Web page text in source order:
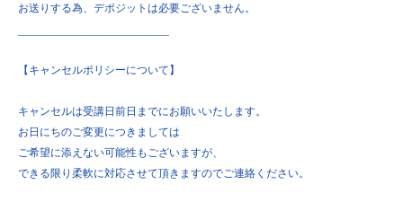
お送りする為、デポジットは必要ございません。
【キャンセルポリシーについて】
キャンセルは受講日前日までにお願いいたします。
お日にちのご変更につきましては
ご希望に添えない可能性もございますが、
できる限り柔軟に対応させて頂きますのでご連絡ください。